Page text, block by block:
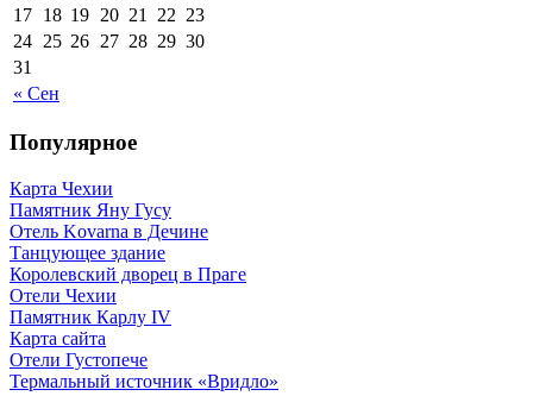
« Сен
17 18 19 20 21 22 23
24 25 26 27 28 29 30
31
Популярное
Карта Чехии
Памятник Яну Гусу
Отель Kovarna в Дечине
Танцующее здание
Королевский дворец в Праге
Отели Чехии
Памятник Карлу IV
Карта сайта
Отели Густопече
Термальный источник «Вридло»